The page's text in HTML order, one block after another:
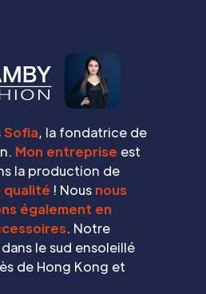
Sofia, la fondatrice de
Mon entreprise est
la production de
qualité ! Nous nous
également en
. Notre
le sud ensoleillé
de Hong Kong et